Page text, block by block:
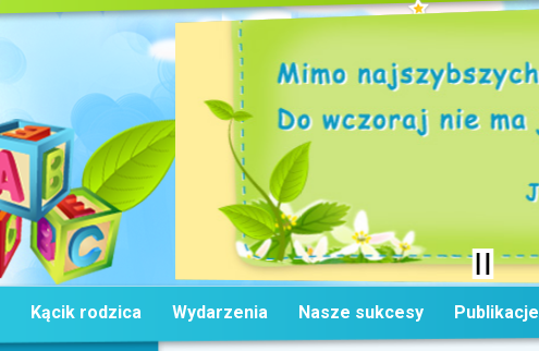
Kącik rodzica Wydarzenia Nasze sukcesy Publikacje